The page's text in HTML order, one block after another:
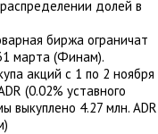
долей в
биржа ограничат
марта (Финам).
акций с 1 по 2 ноября
(0.02% уставного
выкуплено 4.27 млн. ADR